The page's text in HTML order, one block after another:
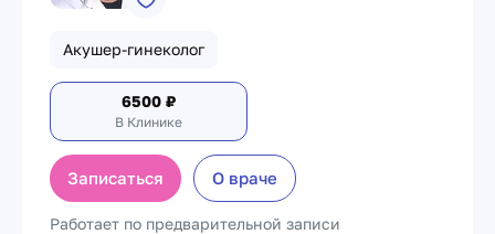
Акушер-гинеколог
6500 ₽
В Клинике
Записаться О враче
Работает по предварительной записи